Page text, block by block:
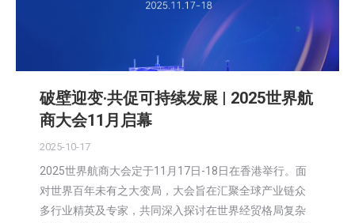
破壁迎变·共促可持续发展 | 2025世界航
商大会11月启幕
2025-10-17
2025世界航商大会定于11月17日-18日在香港举行。面
对世界百年未有之大变局，大会旨在汇聚全球产业链众
多行业精英及专家，共同深入探讨在世界经贸格局复杂